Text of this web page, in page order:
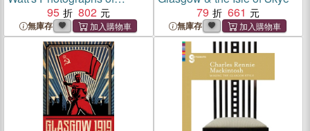
Glasgow95 802
無庫存
79
661
無庫存